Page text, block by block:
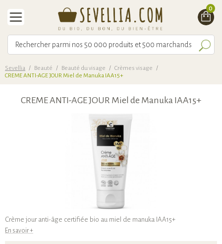
0
Sevellia / Beauté / Beauté du visage / Crèmes visage
/
CREME ANTI-AGE JOUR Miel de Manuka IAA15+
CREME ANTI-AGE JOUR Miel de Manuka IAA15+
Crème jour anti-âge certifiée bio au miel de manuka IAA15+
En savoir +